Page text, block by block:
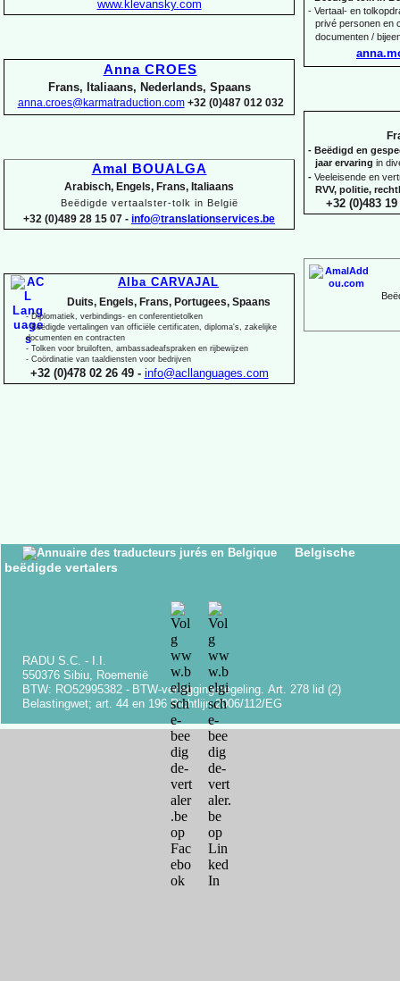
- Vertaal- en
privé personen en
documenten /
- Beëdigd en
jaar ervaring in
- Veeleisende en
RVV, politie,
+32 (0)483
www.klevansky.com
Anna CROES
Frans, Italiaans, Nederlands, Spaans
anna.croes@karmatraduction.com +32 (0)487 012 032
Amal BOUALGA
Arabisch, Engels, Frans, Italiaans
Beëdigde vertaalster-tolk in België
+32 (0)489 28 15 07 - info@translationservices.be
Alba CARVAJAL
Duits, Engels, Frans, Portugees, Spaans
-Diplomatiek, verbindings- en conferentietolken
-Beëdigde vertalingen van officiële certificaten, diploma's, zakelijke
documenten en contracten
- Tolken voor bruiloften, ambassadeafspraken en rijbewijzen
- Coördinatie van taaldiensten voor bedrijven
+32 (0)478 02 26 49 - info@acllanguages.com
Belgische
beëdigde vertalers
RADU S.C. - I.I.
550376 Sibiu, Roemenië
BTW: RO52995382 - BTW-verleggingsregeling. Art. 278 lid (2)
Belastingwet; art. 44 en 196 Richtlijn 2006/112/EG